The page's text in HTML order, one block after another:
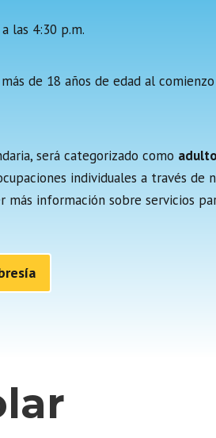
las 4:30 p.m.
de 18 años de edad al
será categorizado como
individuales a través de
información sobre servicios